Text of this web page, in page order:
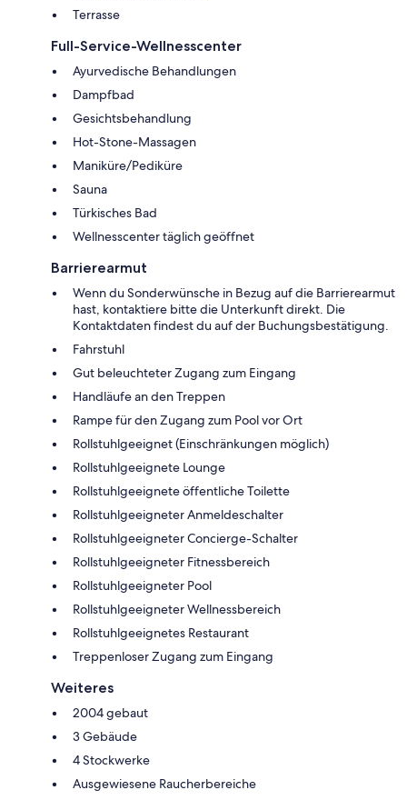
Terrasse
Full-Service-Wellnesscenter
Ayurvedische Behandlungen
Dampfbad
Gesichtsbehandlung
Hot-Stone-Massagen
Maniküre/Pediküre
Sauna
Türkisches Bad
Wellnesscenter täglich geöffnet
Barrierearmut
Wenn du Sonderwünsche in Bezug auf die Barrierearmut
hast, kontaktiere bitte die Unterkunft direkt. Die
Kontaktdaten findest du auf der Buchungsbestätigung.
Fahrstuhl
Gut beleuchteter Zugang zum Eingang
Handläufe an den Treppen
Rampe für den Zugang zum Pool vor Ort
Rollstuhlgeeignet (Einschränkungen möglich)
Rollstuhlgeeignete Lounge
Rollstuhlgeeignete öffentliche Toilette
Rollstuhlgeeigneter Anmeldeschalter
Rollstuhlgeeigneter Concierge-Schalter
Rollstuhlgeeigneter Fitnessbereich
Rollstuhlgeeigneter Pool
Rollstuhlgeeigneter Wellnessbereich
Rollstuhlgeeignetes Restaurant
Treppenloser Zugang zum Eingang
Weiteres
2004 gebaut
3 Gebäude
4 Stockwerke
Ausgewiesene Raucherbereiche